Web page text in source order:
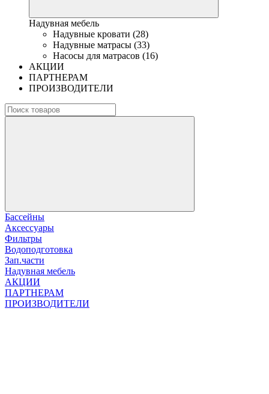
Надувная мебель
Надувные кровати (28)
Надувные матрасы (33)
Насосы для матрасов (16)
АКЦИИ
ПАРТНЕРАМ
ПРОИЗВОДИТЕЛИ
Бассейны
Аксессуары
Фильтры
Водоподготовка
Зап.части
Надувная мебель
АКЦИИ
ПАРТНЕРАМ
ПРОИЗВОДИТЕЛИ